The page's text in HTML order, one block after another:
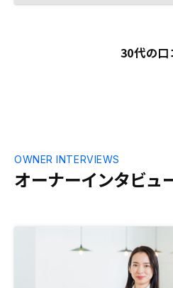
る。契約に関しても分かりや
仕入れて販売している以上、
30代の口
オーナーインタビュ
OWNER INTERVIEWS